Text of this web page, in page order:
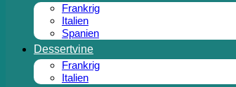
Frankrig
Italien
Spanien
Dessertvine
Frankrig
Italien